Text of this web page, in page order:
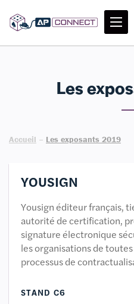
Les
Accueil – Les exposants 2019
YOUSIGN
Yousign éditeur français,
autorité de certification,
signature électronique
les organisations de
processus de
STAND C6